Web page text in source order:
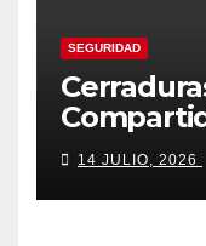
SEGURIDAD
14 JULIO, 2026